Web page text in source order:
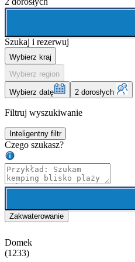
Szukaj i rezerwuj
Wybierz kraj
Wybierz region
Wybierz datę 2 dorosłych
Filtruj wyszukiwanie
Inteligentny filtr
Czego szukasz?
Zakwaterowanie
Domek
(1233)